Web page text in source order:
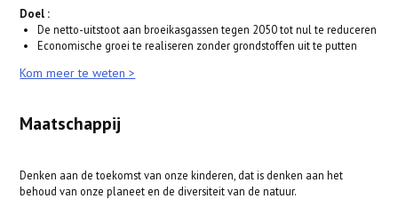
Doel :
De netto-uitstoot aan broeikasgassen tegen 2050 tot nul te reduceren
Economische groei te realiseren zonder grondstoffen uit te putten
Kom meer te weten >
Maatschappij
Denken aan de toekomst van onze kinderen, dat is denken aan het
behoud van onze planeet en de diversiteit van de natuur.